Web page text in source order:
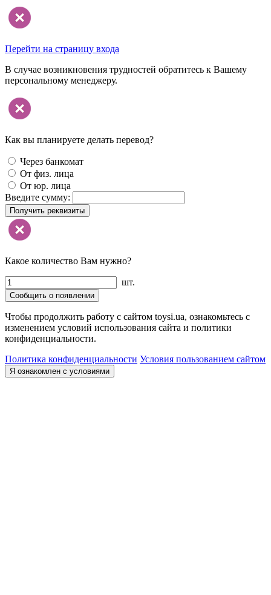
Перейти на страницу входа
В случае возникновения трудностей обратитесь к Вашему
персональному менеджеру.
Как вы планируете делать перевод?
Через банкомат
От физ. лица
От юр. лица
Введите сумму:
Получить реквизиты
Какое количество Вам нужно?
шт.
Сообщить о появлении
Чтобы продолжить работу с сайтом toysi.ua, ознакомьтесь с
изменением условий использования сайта и политики
конфиденциальности.
Политика конфиденциальности Условия пользованием сайтом
Я ознакомлен с условиями